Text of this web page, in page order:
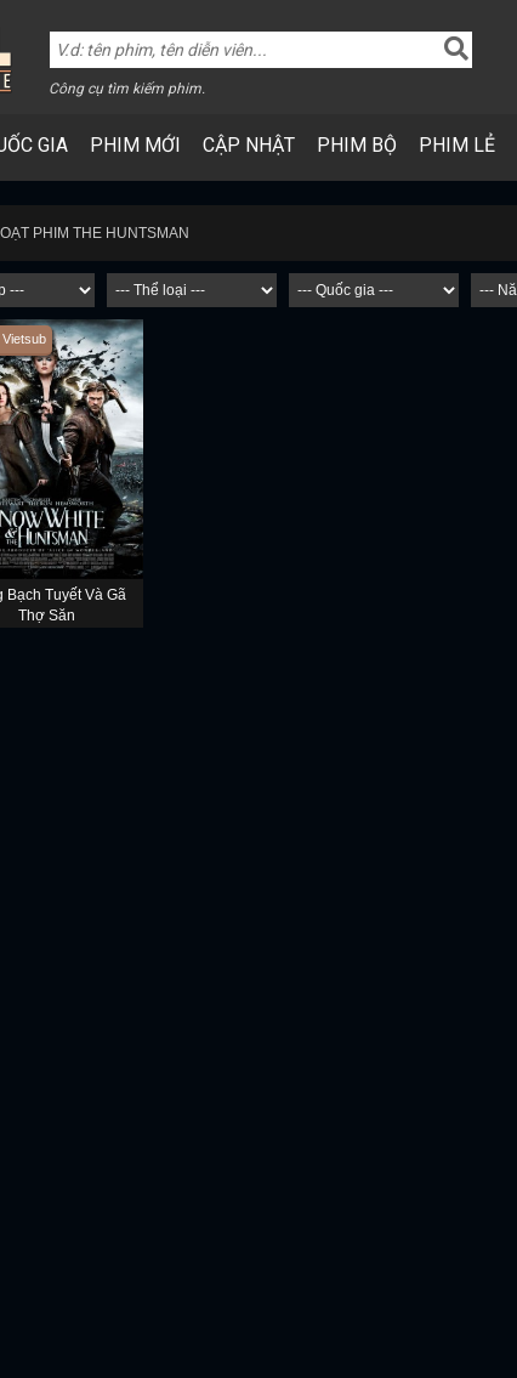
Công cụ tìm kiếm phim.
GIA PHIM MỚI CẬP NHẬT PHIM BỘ PHIM LẺ
PHIM THE HUNTSMAN
Vietsub
Bạch Tuyết Và Gã
Thợ Săn